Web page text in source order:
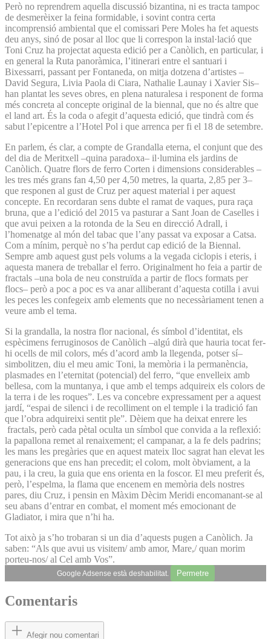
Però no reprendrem aquella discussió bizantina, ni es tracta tampoc
de desmerèixer la feina formidable, i sovint contra certa
incomprensió ambiental que el comissari Pere Moles ha fet aquests
deu anys, sinó de posar al lloc que li correspon la instal·lació que
Toni Cruz ha projectat aquesta edició per a Canòlich, en particular, i
en general la Ruta panoràmica, l’itinerari entre el santuari i
Bixessarri, passant per Fontaneda, on mitja dotzena d’artistes –
David Segura, Livia Paola di Ciara, Nathalie Launay i Xavier Sis–
han plantat les seves obres, en plena naturalesa i responent de forma
més concreta al concepte original de la biennal, que no és altre que
el land art. És la coda o afegit d’aquesta edició, que tindrà com és
sabut l’epicentre a l’Hotel Pol i que arrenca per fi el 18 de setembre.
En parlem, és clar, a compte de Grandalla eterna, el conjunt que des
del dia de Meritxell –quina paradoxa– il·lumina els jardins de
Canòlich. Quatre flors de ferro Corten i dimensions considerables –
les tres més grans fan 4,50 per 4,50 metres, la quarta, 2,85 per 3–
que responen al gust de Cruz per aquest material i per aquest
concepte. En recordaran sens dubte el ramat de vaques, pura raça
bruna, que a l’edició del 2015 va pasturar a Sant Joan de Caselles i
que avui peixen a la rotonda de la Seu en direcció Adrall, i
l’homenatge al món del tabac que l’any passat va exposar a Catsa.
Com a mínim, perquè no s’ha perdut cap edició de la Biennal.
Sempre amb aquest gust pels volums a la vegada ciclopis i eteris, i
aquesta manera de treballar el ferro. Originalment ho feia a partir de
fractals –una bola de neu construïda a partir de flocs formats per
flocs– però a poc a poc es va anar alliberant d’aquesta cotilla i avui
les peces les confegeix amb elements que no necessàriament tenen a
veure amb el tema.
Si la grandalla, la nostra flor nacional, és símbol d’identitat, els
espècimens ferruginosos de Canòlich –algú dirà que hauria tocat fer-
hi ocells de mil colors, més d’acord amb la llegenda, potser sí–
simbolitzen, diu el meu amic Toni, la memòria i la permanència,
plasmades en l’eternitat (potencial) del ferro, “que envelleix amb
bellesa, com la muntanya, i que amb el temps adquireix els colors de
la terra i de les roques”. Les va concebre expressament per a aquest
jardí, “espai de silenci i de recolliment on el temple i la tradició fan
que l’obra adquireixi sentit ple”. Dèiem que ha deixat enrere les
fractals, però cada pètal oculta un símbol que convida a la reflexió:
la papallona remet al renaixement; el campanar, a la fe dels padrins;
les mans les pregàries que en aquest mateix lloc sagrat han elevat les
generacions que ens han precedit; el colom, molt òbviament, a la
pau, i la creu, la guia que ens orienta en la foscor. El meu preferit és,
però, l’espelma, la flama que encenem en memòria dels nostres
pares, diu Cruz, i pensin en Màxim Dècim Meridi encomanant-se al
seu abans d’entrar en combat, el moment més emocionant de
Gladiator, i mira que n’hi ha.
Tot això ja s’ho trobaran si un dia d’aquests pugen a Canòlich. Ja
saben: “Als que avui us visitem/ amb amor, Mare,/ quan morim
porteu-nos/ al Cel amb Vos”.
Google Adsense està deshabilitat. Permetre
Comentaris
Afegir nou comentari